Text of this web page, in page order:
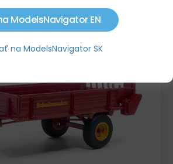
Limitovaná edícia !
ModelsNavigator EN
na ModelsNavigator SK